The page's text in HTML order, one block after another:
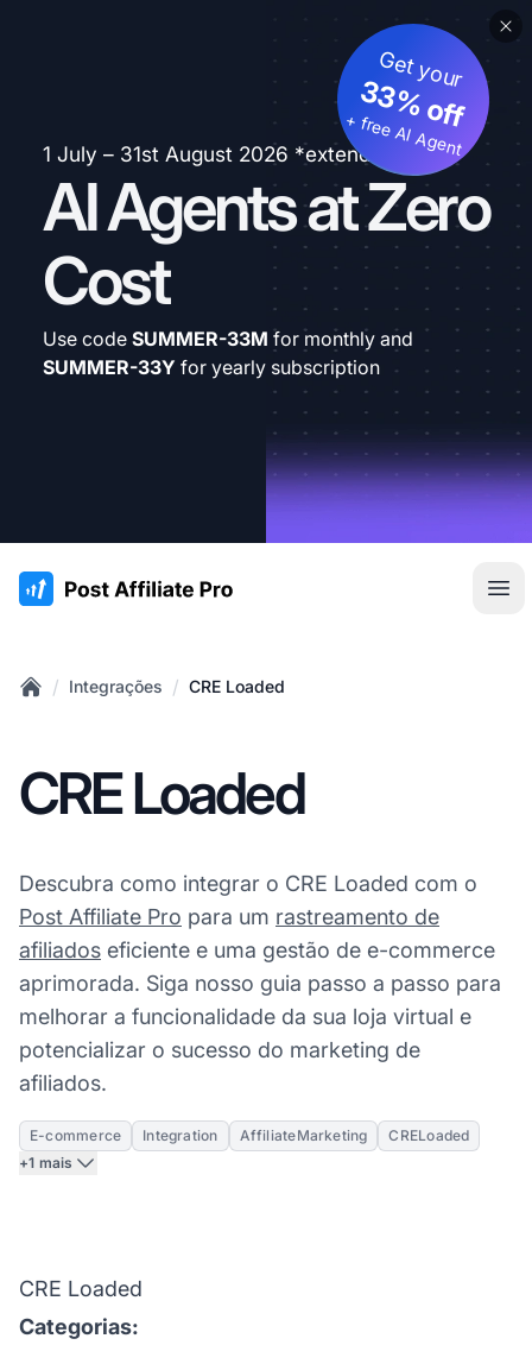
1 July – 31st August 2026 *extended
AI Agents at Zero
Cost
Get your
33% off
+ free AI Agent
Use code SUMMER-33M for monthly and
SUMMER-33Y for yearly subscription
:site.title
/ Integrações / CRE Loaded
CRE Loaded
Descubra como integrar o CRE Loaded com o
Post Affiliate Pro para um rastreamento de
afiliados eficiente e uma gestão de e-commerce
aprimorada. Siga nosso guia passo a passo para
melhorar a funcionalidade da sua loja virtual e
potencializar o sucesso do marketing de
afiliados.
E-commerce Integration AffiliateMarketing
CRELoaded
+1 mais
CRE Loaded
Categorias: